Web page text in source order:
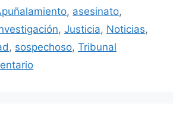
, asesinato,
, Justicia, Noticias,
, sospechoso, Tribunal